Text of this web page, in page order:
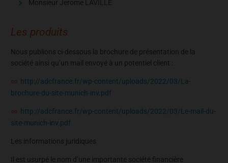
Monsieur Jerome LAVILLE
Les produits
Nous publions ci-dessous la brochure de présentation de la
société ainsi qu’un mail envoyé à un potentiel client :
http://adcfrance.fr/wp-content/uploads/2022/03/La-
brochure-du-site-munich-inv.pdf
http://adcfrance.fr/wp-content/uploads/2022/03/Le-mail-du-
site-munich-inv.pdf
Les informations juridiques
Il est usurpé le nom d’une importante société financière